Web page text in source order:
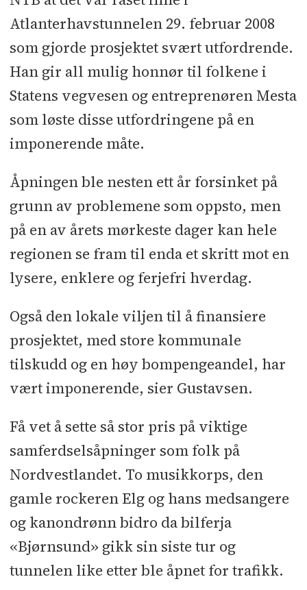
Atlanterhavstunnelen 29. februar 2008
som gjorde prosjektet svært utfordrende.
Han gir all mulig honnør til folkene i
Statens vegvesen og entreprenøren Mesta
som løste disse utfordringene på en
imponerende måte.
Åpningen ble nesten ett år forsinket på
grunn av problemene som oppsto, men
på en av årets mørkeste dager kan hele
regionen se fram til enda et skritt mot en
lysere, enklere og ferjefri hverdag.
Også den lokale viljen til å finansiere
prosjektet, med store kommunale
tilskudd og en høy bompengeandel, har
vært imponerende, sier Gustavsen.
Få vet å sette så stor pris på viktige
samferdselsåpninger som folk på
Nordvestlandet. To musikkorps, den
gamle rockeren Elg og hans medsangere
og kanondrønn bidro da bilferja
«Bjørnsund» gikk sin siste tur og
tunnelen like etter ble åpnet for trafikk.